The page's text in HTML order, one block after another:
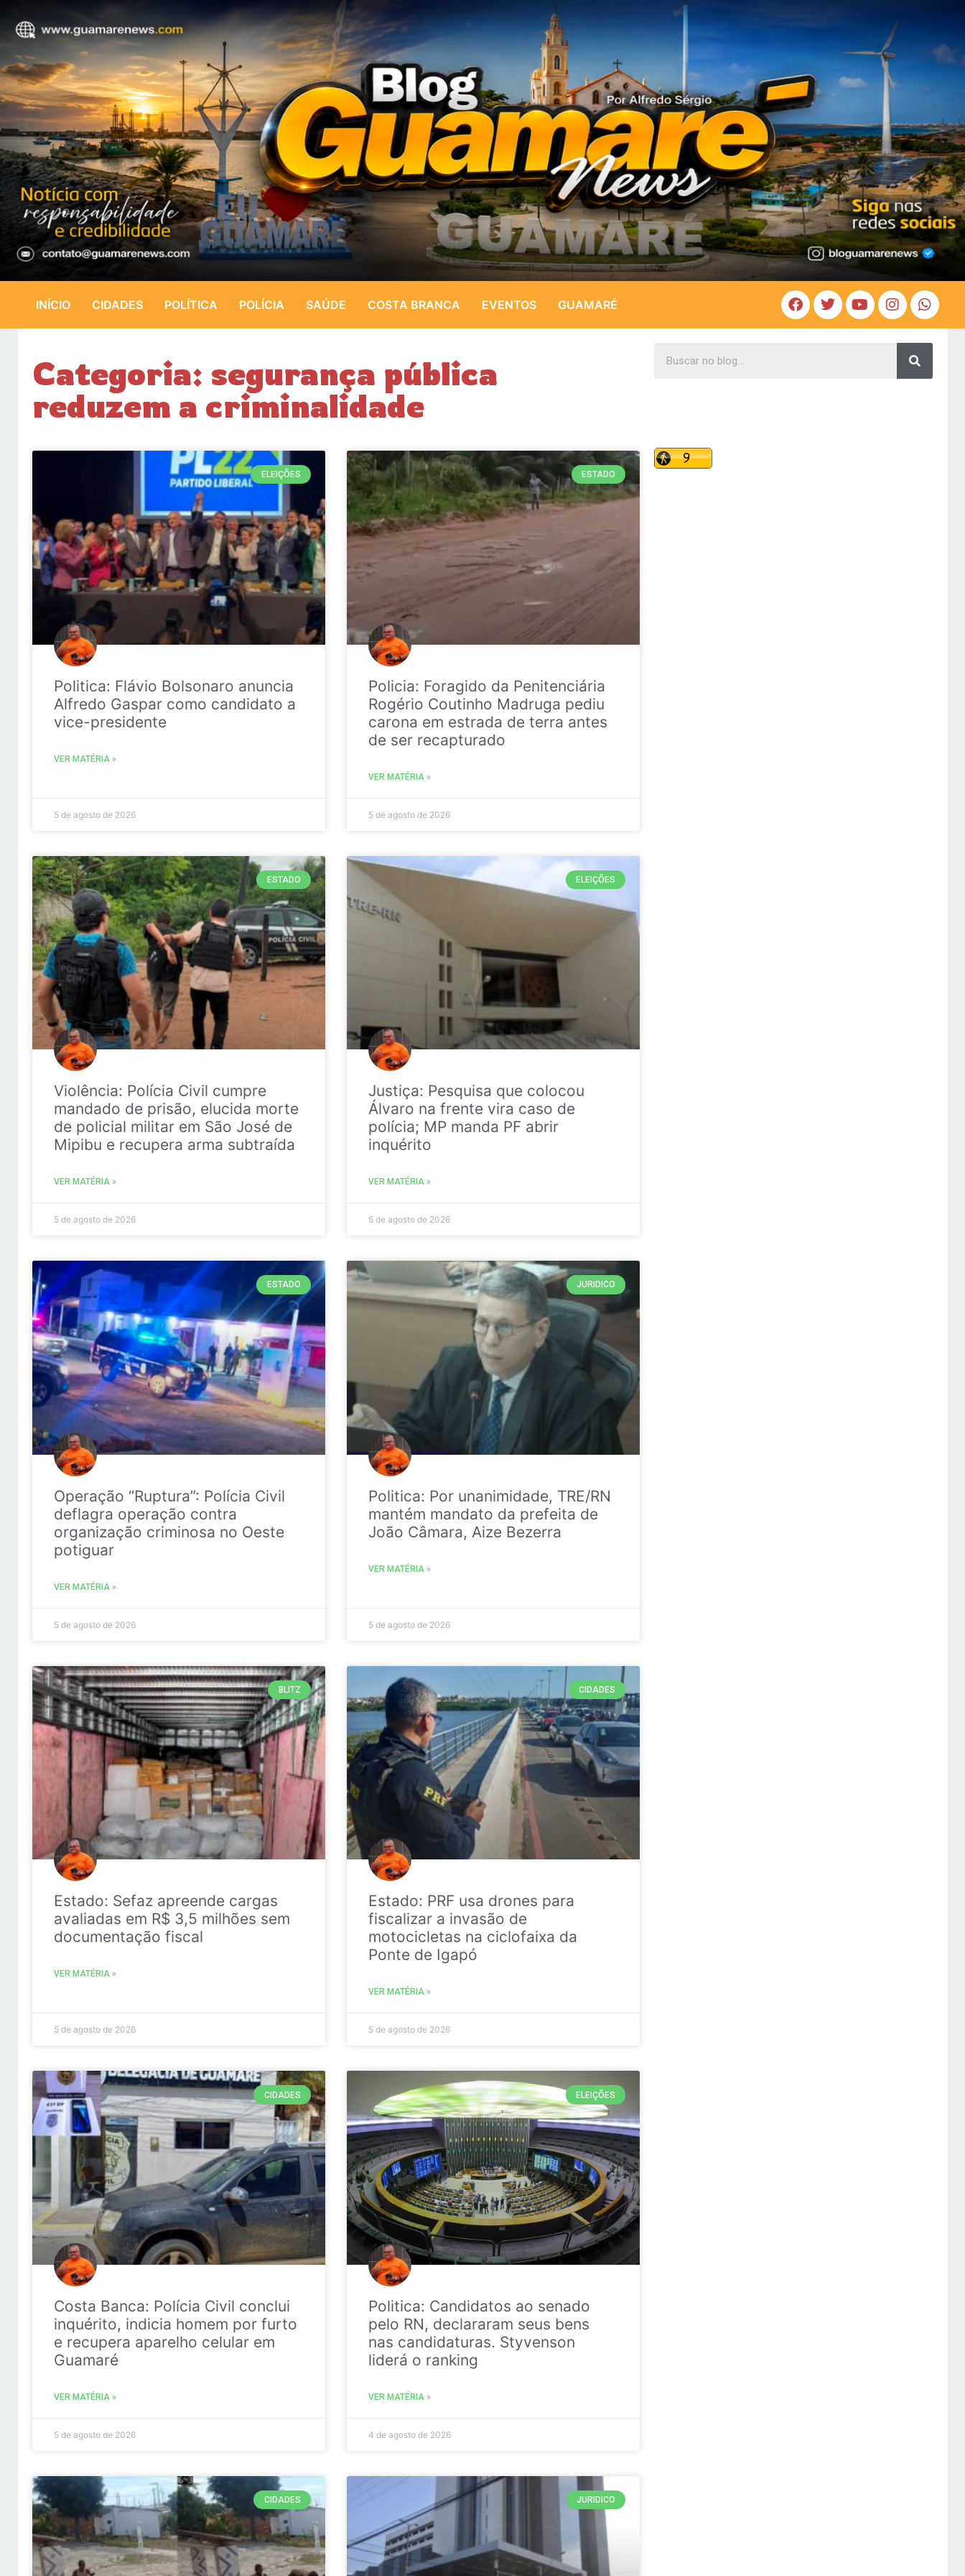
INÍCIO CIDADES POLÍTICA POLÍCIA SAÚDE COSTA BRANCA EVENTOS GUAMARÉ
Categoria: segurança pública
reduzem a criminalidade
ELEIÇÕES
Politica: Flávio Bolsonaro anuncia
Alfredo Gaspar como candidato a
vice-presidente
VER MATÉRIA »
5 de agosto de 2026
ESTADO
Policia: Foragido da Penitenciária
Rogério Coutinho Madruga pediu
carona em estrada de terra antes
de ser recapturado
VER MATÉRIA »
5 de agosto de 2026
ESTADO
Violência: Polícia Civil cumpre
mandado de prisão, elucida morte
de policial militar em São José de
Mipibu e recupera arma subtraída
VER MATÉRIA »
5 de agosto de 2026
ELEIÇÕES
Justiça: Pesquisa que colocou
Álvaro na frente vira caso de
polícia; MP manda PF abrir
inquérito
VER MATÉRIA »
5 de agosto de 2026
ESTADO
Operação “Ruptura”: Polícia Civil
deflagra operação contra
organização criminosa no Oeste
potiguar
VER MATÉRIA »
5 de agosto de 2026
JURIDICO
Politica: Por unanimidade, TRE/RN
mantém mandato da prefeita de
João Câmara, Aize Bezerra
VER MATÉRIA »
5 de agosto de 2026
BLITZ
Estado: Sefaz apreende cargas
avaliadas em R$ 3,5 milhões sem
documentação fiscal
VER MATÉRIA »
5 de agosto de 2026
CIDADES
Estado: PRF usa drones para
fiscalizar a invasão de
motocicletas na ciclofaixa da
Ponte de Igapó
VER MATÉRIA »
5 de agosto de 2026
CIDADES
Costa Banca: Polícia Civil conclui
inquérito, indicia homem por furto
e recupera aparelho celular em
Guamaré
VER MATÉRIA »
5 de agosto de 2026
ELEIÇÕES
Politica: Candidatos ao senado
pelo RN, declararam seus bens
nas candidaturas. Styvenson
liderá o ranking
VER MATÉRIA »
4 de agosto de 2026
CIDADES JURIDICO